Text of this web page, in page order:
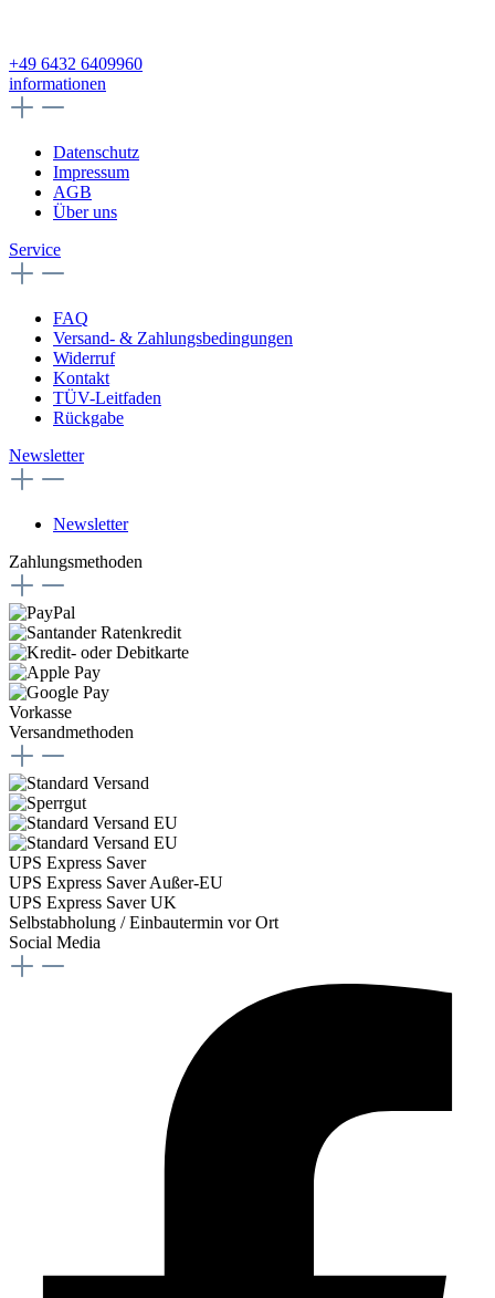
+49 6432 6409960
informationen
Datenschutz
Impressum
AGB
Über uns
Service
FAQ
Versand- & Zahlungsbedingungen
Widerruf
Kontakt
TÜV-Leitfaden
Rückgabe
Newsletter
Newsletter
Zahlungsmethoden
Vorkasse
Versandmethoden
UPS Express Saver
UPS Express Saver Außer-EU
UPS Express Saver UK
Selbstabholung / Einbautermin vor Ort
Social Media